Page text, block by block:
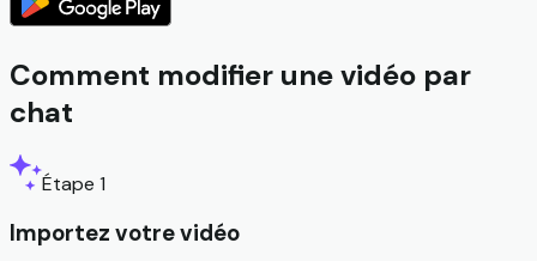
Comment modifier une vidéo par
chat
Étape 1
Importez votre vidéo